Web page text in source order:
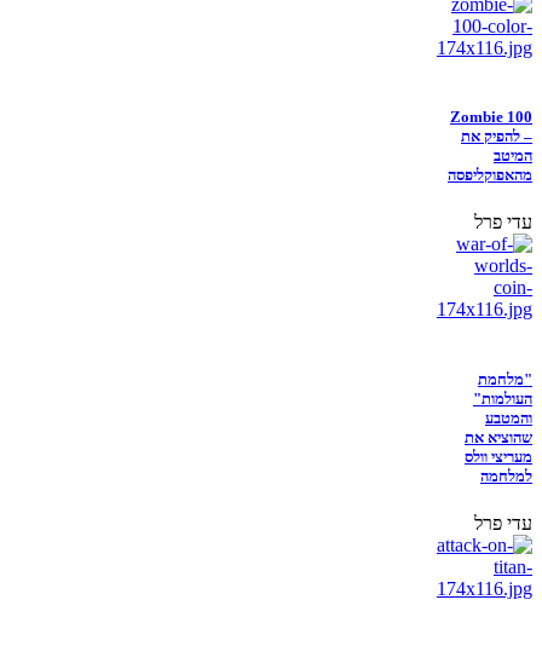
Zombie 100
– להפיק את
המיטב
מהאפוקליפסה
עדי פרל
"מלחמת
העולמות"
והמטבע
שהוציא את
מעריצי וולס
למלחמה
עדי פרל